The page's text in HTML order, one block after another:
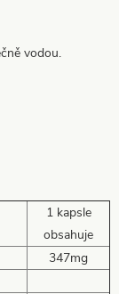
vodou.
1 kapsle
obsahuje
347mg